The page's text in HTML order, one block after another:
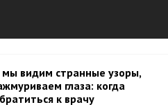
видим странные узоры,
глаза: когда
к врачу